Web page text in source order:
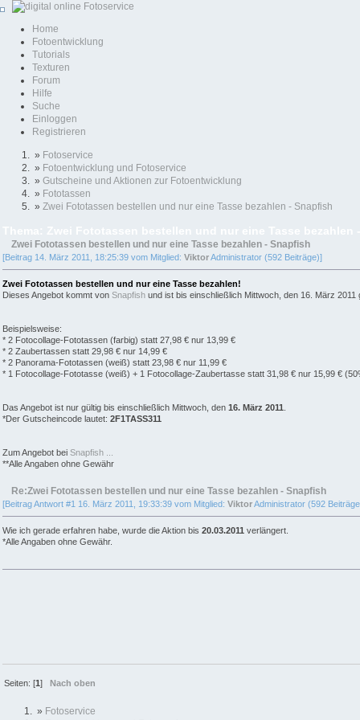
Home
Fotoentwicklung
Tutorials
Texturen
Forum
Hilfe
Suche
Einloggen
Registrieren
» Fotoservice
» Fotoentwicklung und Fotoservice
» Gutscheine und Aktionen zur Fotoentwicklung
» Fototassen
» Zwei Fototassen bestellen und nur eine Tasse bezahlen - Snapfish
Zwei Fototassen bestellen und nur eine Tasse bezahlen - Snapfish
[Beitrag 14. März 2011, 18:25:39 vom Mitglied: ViktorAdministrator (592 Beiträge)]
Zwei Fototassen bestellen und nur eine Tasse bezahlen!
Dieses Angebot kommt von Snapfish und ist bis einschließlich Mittwoch, den 16. März 2011
Beispielsweise:
* 2 Fotocollage-Fototassen (farbig) statt 27,98 € nur 13,99 €
* 2 Zaubertassen statt 29,98 € nur 14,99 €
* 2 Panorama-Fototassen (weiß) statt 23,98 € nur 11,99 €
* 1 Fotocollage-Fototasse (weiß) + 1 Fotocollage-Zaubertasse statt 31,98 € nur 15,99 €
Das Angebot ist nur gültig bis einschließlich Mittwoch, den 16. März 2011
*Der Gutscheincode lautet: 2F1TASS311
Zum Angebot bei Snapfish ...
**Alle Angaben ohne Gewähr
Re:Zwei Fototassen bestellen und nur eine Tasse bezahlen - Snapfish
[Beitrag Antwort #1 16. März 2011, 19:33:39 vom Mitglied: ViktorAdministrator (592
Wie ich gerade erfahren habe, wurde die Aktion bis 20.03.2011 verlängert.
*Alle Angaben ohne Gewähr.
Seiten: [1]Nach oben
» Fotoservice